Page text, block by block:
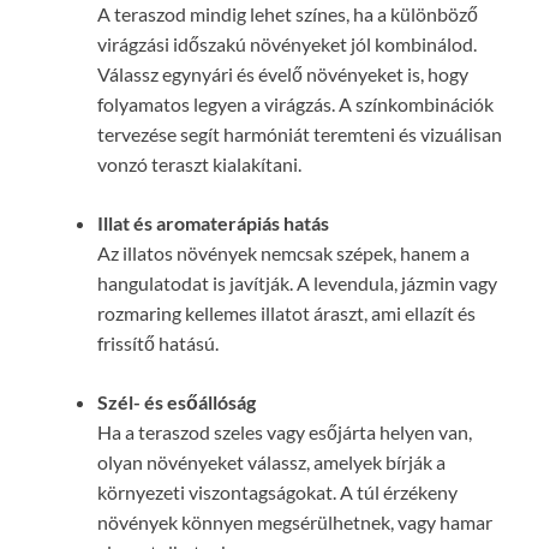
A teraszod mindig lehet színes, ha a különböző
virágzási időszakú növényeket jól kombinálod.
Válassz egynyári és évelő növényeket is, hogy
folyamatos legyen a virágzás. A színkombinációk
tervezése segít harmóniát teremteni és vizuálisan
vonzó teraszt kialakítani.
Illat és aromaterápiás hatás
Az illatos növények nemcsak szépek, hanem a
hangulatodat is javítják. A levendula, jázmin vagy
rozmaring kellemes illatot áraszt, ami ellazít és
frissítő hatású.
Szél- és esőállóság
Ha a teraszod szeles vagy esőjárta helyen van,
olyan növényeket válassz, amelyek bírják a
környezeti viszontagságokat. A túl érzékeny
növények könnyen megsérülhetnek, vagy hamar